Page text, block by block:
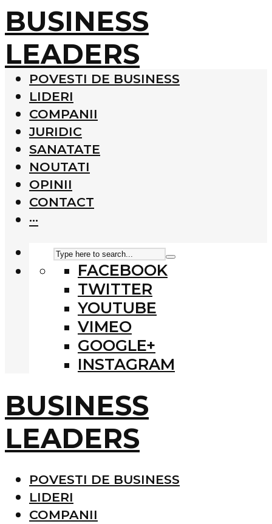
BUSINESS
LEADERS
POVESTI DE BUSINESS
LIDERI
COMPANII
JURIDIC
SANATATE
NOUTATI
OPINII
CONTACT
···
FACEBOOK
TWITTER
YOUTUBE
VIMEO
GOOGLE+
INSTAGRAM
BUSINESS
LEADERS
POVESTI DE BUSINESS
LIDERI
COMPANII